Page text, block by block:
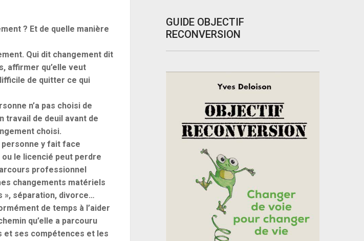
? Et de quelle manière
Qui dit changement dit
affirmer qu’elle veut
de quitter ce qui
n’a pas choisi de
travail de deuil avant de
choisi.
y fait face
le licencié peut perdre
professionnel
changements matériels
», séparation, divorce…
de temps à l’aider
qu’elle a parcouru
et ses compétences et les
GUIDE OBJECTIF
RECONVERSION